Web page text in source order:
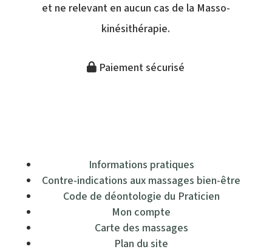
et ne relevant en aucun cas de la Masso-
kinésithérapie.
Paiement sécurisé
Informations pratiques
Contre-indications aux massages bien-être
Code de déontologie du Praticien
Mon compte
Carte des massages
Plan du site